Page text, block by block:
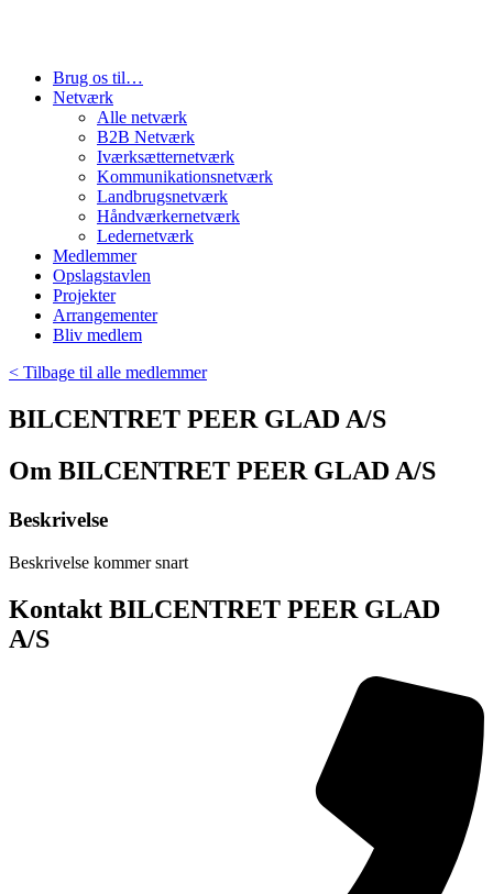
Brug os til…
Netværk
Alle netværk
B2B Netværk
Iværksætternetværk
Kommunikationsnetværk
Landbrugsnetværk
Håndværkernetværk
Ledernetværk
Medlemmer
Opslagstavlen
Projekter
Arrangementer
Bliv medlem
< Tilbage til alle medlemmer
BILCENTRET PEER GLAD A/S
Om BILCENTRET PEER GLAD A/S
Beskrivelse
Beskrivelse kommer snart
Kontakt BILCENTRET PEER GLAD
A/S